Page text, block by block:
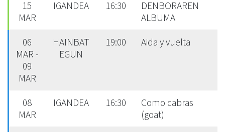
15
MAR
IGANDEA 16:30
DENBORAREN
ALBUMA
06
MAR -
09
MAR
HAINBAT
EGUN
19:00 Aida y vuelta
08
MAR
IGANDEA 16:30
Como cabras
(goat)